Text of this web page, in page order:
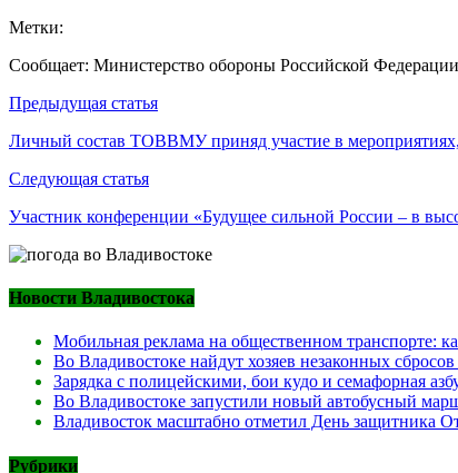
Метки:
Сообщает: Министерство обороны Российской Федерации
Навигация
по
записям
Предыдущая статья
Личный состав ТОВВМУ приняд участие в
Следующая статья
Участник конференции «Будущее сильной России – в
Новости Владивостока
Мобильная реклама на общественном транспорте:
Во Владивостоке найдут хозяев незаконных
Зарядка с полицейскими, бои кудо и семафорная
Во Владивостоке запустили новый автобусный
Владивосток масштабно отметил День защитника
Рубрики